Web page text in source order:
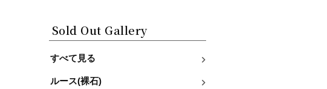
Sold Out Gallery
すべて見る
ルース(裸石)